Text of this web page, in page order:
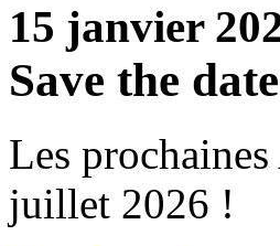
15 janvier
Save the
Les
juillet 2026 !